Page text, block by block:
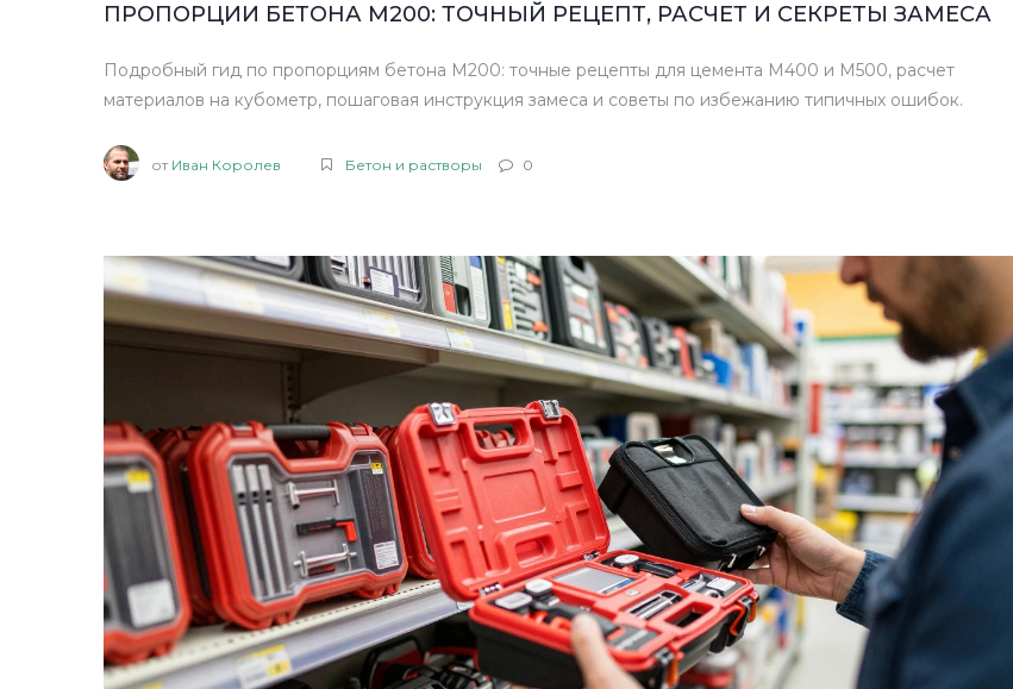
ПРОПОРЦИИ БЕТОНА М200: ТОЧНЫЙ РЕЦЕПТ, РАСЧЕТ И СЕКРЕТЫ ЗАМЕСА
Подробный гид по пропорциям бетона М200: точные рецепты для цемента М400 и М500, расчет
материалов на кубометр, пошаговая инструкция замеса и советы по избежанию типичных ошибок.
от Иван Королев Бетон и растворы 0